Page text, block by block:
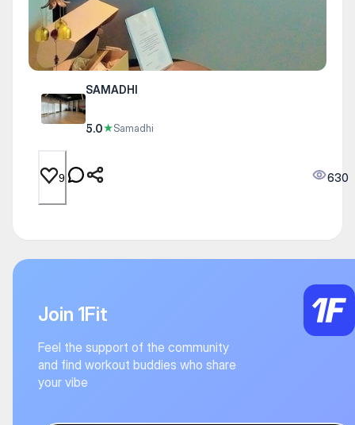
SAMADHI
5.0★Samadhi
9 630
Join 1Fit
Feel the support of the community
and find workout buddies who share
your vibe